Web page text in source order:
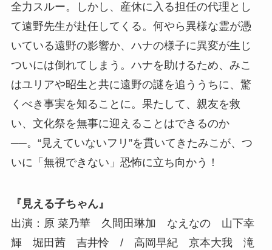
全力スルー。しかし、産休に入る担任の代理とし
て遠野先生が赴任してくる。何やら異様な霊が憑
いている遠野の影響か、ハナの様子に異変が生じ
ついには倒れてしまう。ハナを助けるため、みこ
はユリアや昭生と共に遠野の謎を追ううちに、驚
くべき事実を知ることに。果たして、親友を救
い、文化祭を無事に迎えることはできるのか
──。“見えていないフリ”を貫いてきたみこが、つ
いに「無視できない」恐怖に立ち向かう！
『見える子ちゃん』
出演：原 菜乃華 久間田琳加 なえなの 山下幸
輝 堀田茜 吉井怜 / 高岡早紀 京本大我 滝